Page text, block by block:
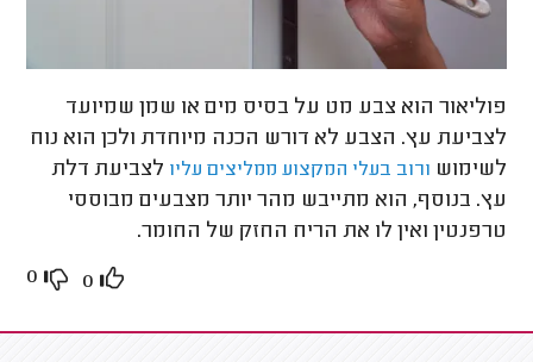
פוליאור הוא צבע מט על בסיס מים או שמן שמיועד
לצביעת עץ. הצבע לא דורש הכנה מיוחדת ולכן הוא נוח
לשימוש ורוב בעלי המקצוע ממליצים עליו לצביעת דלת
עץ. בנוסף, הוא מתייבש מהר יותר מצבעים מבוססי
טרפנטין ואין לו את הריח החזק של החומר.
0
0